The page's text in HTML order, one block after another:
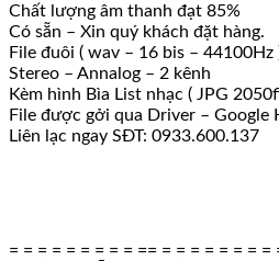
Chất lượng âm thanh đạt 85%
Có sẵn – Xin quý khách đặt hàng.
File đuôi ( wav – 16 bis – 44100Hz
Stereo – Annalog – 2 kênh
Kèm hình Bìa List nhạc ( JPG
File được gởi qua Driver – Google
Liên lạc ngay SĐT: 0933.600.137
= = = = = = = = = == = = = = = = = =